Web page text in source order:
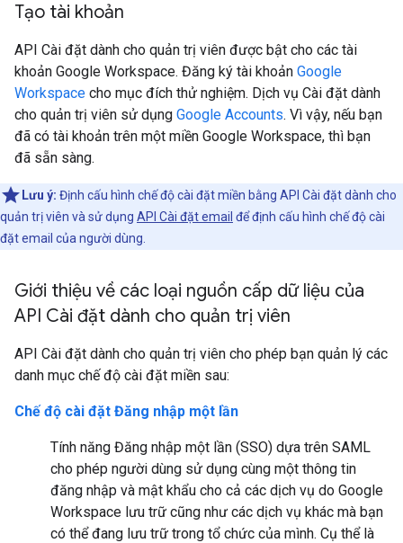
Tạo tài khoản
API Cài đặt dành cho quản trị viên được bật cho các tài
khoản Google Workspace. Đăng ký tài khoản Google
Workspace cho mục đích thử nghiệm. Dịch vụ Cài đặt dành
cho quản trị viên sử dụng Google Accounts. Vì vậy, nếu bạn
đã có tài khoản trên một miền Google Workspace, thì bạn
đã sẵn sàng.
Lưu ý: Định cấu hình chế độ cài đặt miền bằng API Cài đặt dành cho
quản trị viên và sử dụng API Cài đặt email để định cấu hình chế độ cài
đặt email của người dùng.
Giới thiệu về các loại nguồn cấp dữ liệu của
API Cài đặt dành cho quản trị viên
API Cài đặt dành cho quản trị viên cho phép bạn quản lý các
danh mục chế độ cài đặt miền sau:
Chế độ cài đặt Đăng nhập một lần
Tính năng Đăng nhập một lần (SSO) dựa trên SAML
cho phép người dùng sử dụng cùng một thông tin
đăng nhập và mật khẩu cho cả các dịch vụ do Google
Workspace lưu trữ cũng như các dịch vụ khác mà bạn
có thể đang lưu trữ trong tổ chức của mình. Cụ thể là